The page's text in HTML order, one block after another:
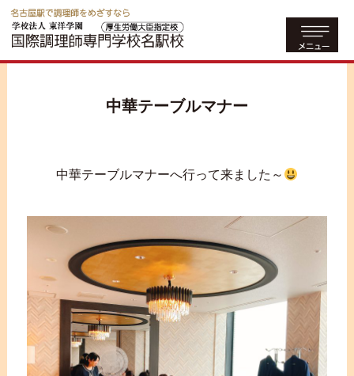
中華テーブルマナー
中華テーブルマナーへ行って来ました～